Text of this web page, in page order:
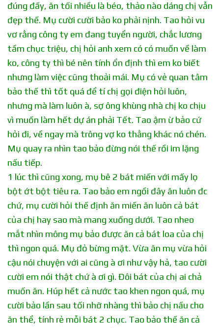
đúng đấy, ăn tối nhiều là béo, thảo nào dáng chị vẫn
đẹp thế. Mụ cười cười bảo ko phải nịnh. Tao hỏi vu
vơ rằng công ty em đang tuyển người, chắc lương
tầm chục triệu, chị hỏi anh xem có có muốn về làm
ko, công ty thì bé nên tính ổn định thì em ko biết
nhưng làm việc cũng thoải mái. Mụ có vẻ quan tâm
bảo thế thì tốt quá để tí chị gọi điện hỏi luôn,
nhưng mà làm luôn à, sợ ông khùng nhà chị ko chịu
vì muốn làm hết dự án phải Tết. Tao ậm ừ bảo cứ
hỏi đi, về ngay mà trông vợ ko thằng khác nó chén.
Mụ quay ra nhìn tao bảo đừng nói thế rồi im lặng
nấu tiếp.
1 lúc thì cũng xong, mụ bê 2 bát miến với mấy lọ
bột ớt bột tiêu ra. Tao bảo em ngồi đây ăn luôn đc
chứ, mụ cười hỏi thế định ăn miến ăn luôn cả bát
của chị hay sao mà mang xuống dưới. Tao nheo
mắt nhìn mông mụ bảo được ăn cả bát loa của chị
thì ngon quá. Mụ đỏ bừng mặt. Vừa ăn mụ vừa hỏi
cậu nói chuyện với ai cũng à ơi như vậy hả, tao cười
cười em nói thật chứ à ơi gì. Đôi bát của chị ai chả
muốn ăn. Húp hết cả nước tao khen ngon quá, mụ
cười bảo lần sau tối nhỡ nhàng thì bảo chị nấu cho
ăn thể, tính rẻ mỗi bát 2 chục. Tao bảo thế ăn cả